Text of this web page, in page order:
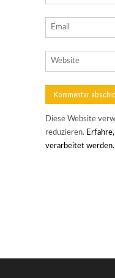
Diese Website
reduzieren.
verarbeitet werden.